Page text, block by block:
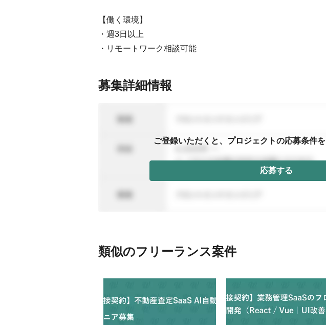
【働く環境】
・週3日以上
・リモートワーク相談可能
募集詳細情報
ご登録いただくと、プロジェクトの応募条件を
応募する
類似のフリーランス案件